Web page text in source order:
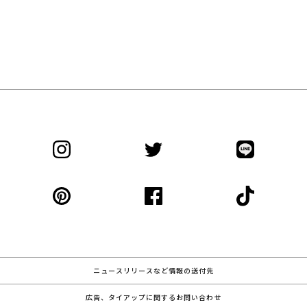
ニュースリリースなど情報の送付先
広告、タイアップに関するお問い合わせ